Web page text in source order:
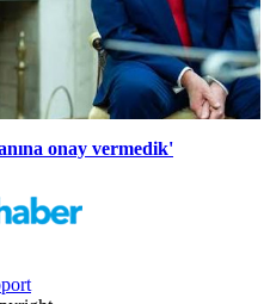
onay vermedik'